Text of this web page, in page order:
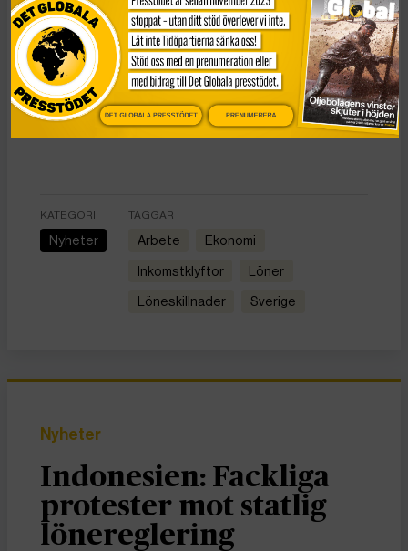
utrymme för tydliga löneökningar för Sveriges arbetare
vet vi att de talar med kluven tunga, säger Johan
Lindholm.
KATEGORI
Nyheter
TAGGAR
arbete ekonomi
inkomstklyftor löner
löneskillnader Sverige
Nyheter
Indonesien: Fackliga
protester mot statlig
lönereglering
DET GLOBALA PRESSTÖDET PRENUMERERA